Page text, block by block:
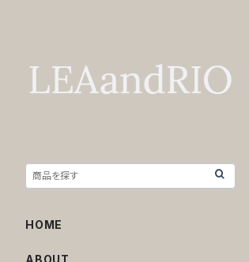
HOME
ABOUT